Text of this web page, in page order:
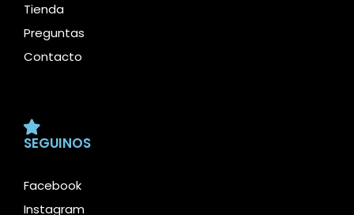
Tienda
Preguntas
Contacto
SEGUINOS
Facebook
Instagram